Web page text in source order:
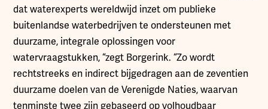
dat waterexperts wereldwijd inzet om publieke
buitenlandse waterbedrijven te ondersteunen met
duurzame, integrale oplossingen voor
watervraagstukken, “zegt Borgerink. “Zo wordt
rechtstreeks en indirect bijgedragen aan de zeventien
duurzame doelen van de Verenigde Naties, waarvan
tenminste twee zijn gebaseerd op volhoudbaar